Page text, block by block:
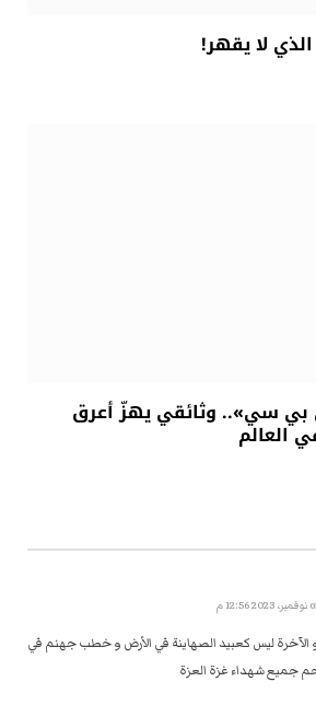
لا يقهر!
سي».. وثائقي يهزّ أعرق
العالم
و الآخرة ليس كعبيد الصهاينة في الأرض و خطب جهنم في
جميع شهداء غزة العزة